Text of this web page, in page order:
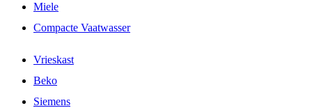
Miele
Compacte Vaatwasser
Vrieskast
Beko
Siemens